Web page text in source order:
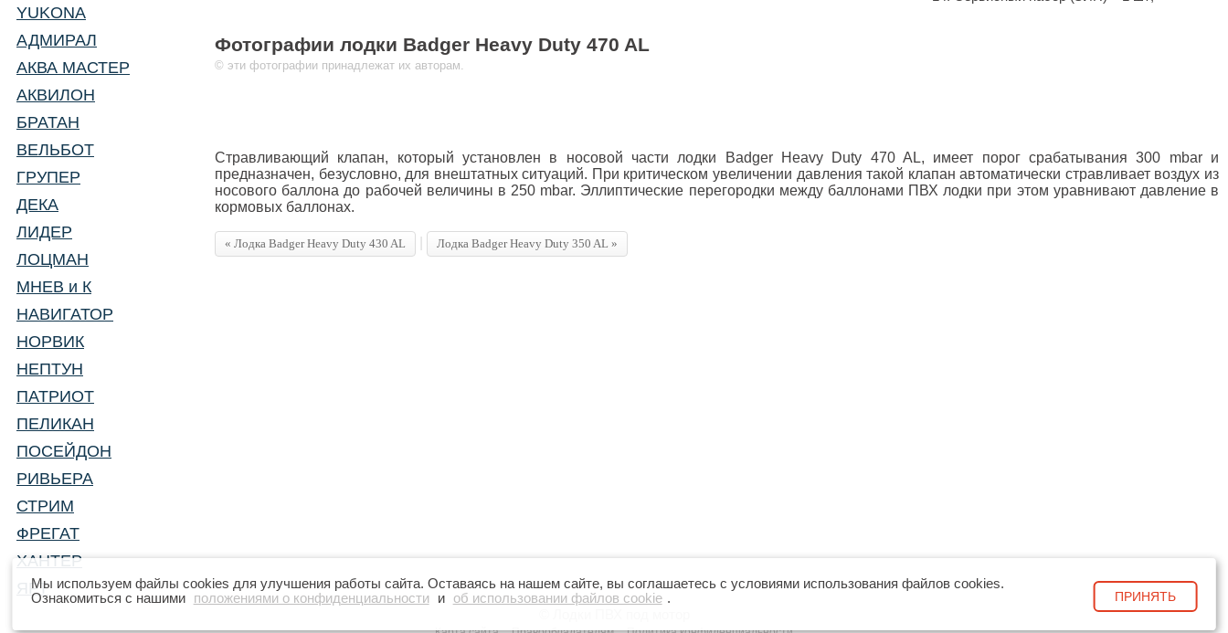
YUKONA
АДМИРАЛ
АКВА МАСТЕР
АКВИЛОН
БРАТАН
ВЕЛЬБОТ
ГРУПЕР
ДЕКА
ЛИДЕР
ЛОЦМАН
МНЕВ и К
НАВИГАТОР
НОРВИК
НЕПТУН
ПАТРИОТ
ПЕЛИКАН
ПОСЕЙДОН
РИВЬЕРА
СТРИМ
ФРЕГАТ
ХАНТЕР
ЯРТ
Фотографии лодки Badger Heavy Duty 470 AL
© эти фотографии принадлежат их авторам.
Стравливающий клапан, который установлен в носовой части лодки Badger Heavy Duty 470 AL, имеет порог срабатывания 300 mbar и
предназначен, безусловно, для внештатных ситуаций. При критическом увеличении давления такой клапан автоматически стравливает воздух из
носового баллона до рабочей величины в 250 mbar. Эллиптические перегородки между баллонами ПВХ лодки при этом уравнивают давление в
кормовых баллонах.
« Лодка Badger Heavy Duty 430 AL Лодка Badger Heavy Duty 350 AL »
Мы используем файлы cookies для улучшения работы сайта. Оставаясь на нашем сайте, вы соглашаетесь с условиями использования файлов cookies.
Ознакомиться с нашими
положениями о конфиденциальности и об использовании файлов cookie . ПРИНЯТЬ